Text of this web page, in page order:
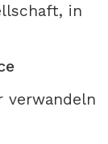
in
verwandeln